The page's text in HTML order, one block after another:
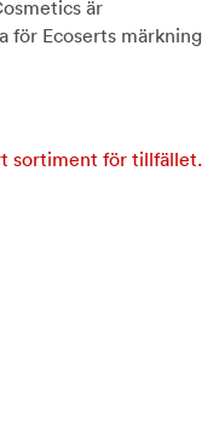
är
för Ecoserts märkning
sortiment för tillfället.